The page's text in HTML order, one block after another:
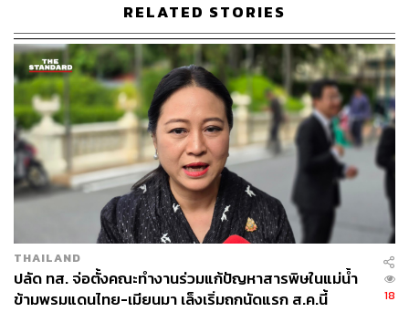
ไปหารือกับประธานาธิบดี รองประธานาธิบดี และรัฐมนตรี
ต่างประเทศของเมียนมา ทั้งปัญหามลภาวะทางน้ำจากการ
ทำเหมือง และฝุ่น PM 2.5 โดยต้องอาศัยความร่วมมือ
ไตรภาคีระหว่าง ไทย เมียนมา และ สปป.ลาว
อีกทั้งยังต้องการให้กลับมาเปิดการค้าชายแดนอีกครั้ง
เนื่องจากมีความสำคัญอย่างยิ่ง โดยคิดเป็นสัดส่วนถึง 80%
ของการค้าทั้งหมดระหว่างไทยกับเมียนมา
3. การสนับสนุนเมียนมาให้กลับสู่การมีส่วนร่วมใน
อาเซียน
RELATED STORIES
THAILAND
ปลัด ทส. จ่อตั้งคณะทำงานร่วมแก้ปัญหาสารพิษในแม่น้ำ
ข้ามพรมแดนไทย-เมียนมา เล็งเริ่มถกนัดแรก ส.ค.นี้
18